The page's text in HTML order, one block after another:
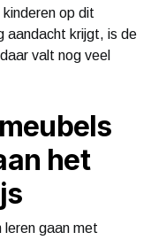
op dit
aandacht krijgt, is de
valt nog veel
het
leren gaan met